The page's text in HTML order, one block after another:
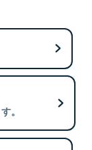
。